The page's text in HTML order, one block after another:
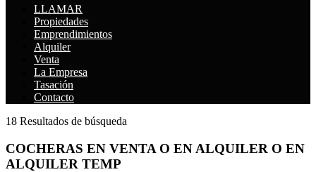
LLAMAR
Propiedades
Emprendimientos
Alquiler
Venta
La Empresa
Tasación
Contacto
18 Resultados de búsqueda
COCHERAS EN VENTA O EN ALQUILER O EN
ALQUILER TEMP